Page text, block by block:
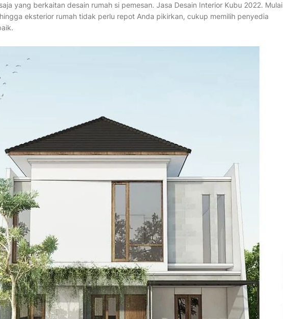
yang berkaitan desain rumah si pemesan. Jasa Desain Interior Kubu 2022. Mulai
eksterior rumah tidak perlu repot Anda pikirkan, cukup memilih penyedia